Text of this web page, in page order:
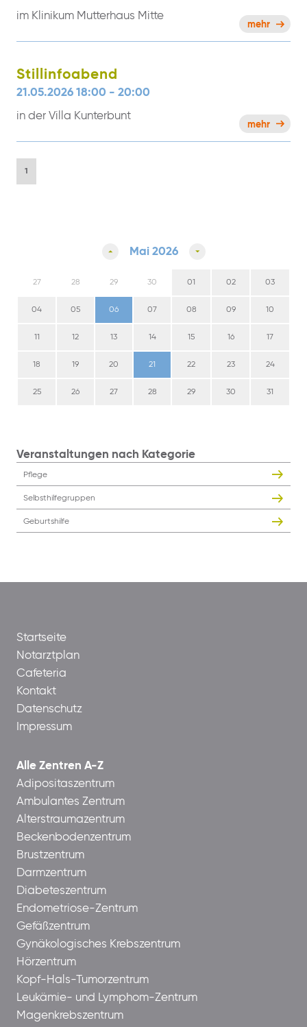
im Klinikum Mutterhaus Mitte
mehr
Stillinfoabend
21.05.2026 18:00 - 20:00
in der Villa Kunterbunt
mehr
1
Mai 2026
27 28 29 30 01 02 03
04 05 06 07 08 09 10
11 12 13 14 15 16 17
18 19 20 21 22 23 24
25 26 27 28 29 30 31
Veranstaltungen nach Kategorie
Pflege
Selbsthilfegruppen
Geburtshilfe
Startseite
Notarztplan
Cafeteria
Kontakt
Datenschutz
Impressum
Alle Zentren A-Z
Adipositaszentrum
Ambulantes Zentrum
Alterstraumazentrum
Beckenbodenzentrum
Brustzentrum
Darmzentrum
Diabeteszentrum
Endometriose-Zentrum
Gefäßzentrum
Gynäkologisches Krebszentrum
Hörzentrum
Kopf-Hals-Tumorzentrum
Leukämie- und Lymphom-Zentrum
Magenkrebszentrum